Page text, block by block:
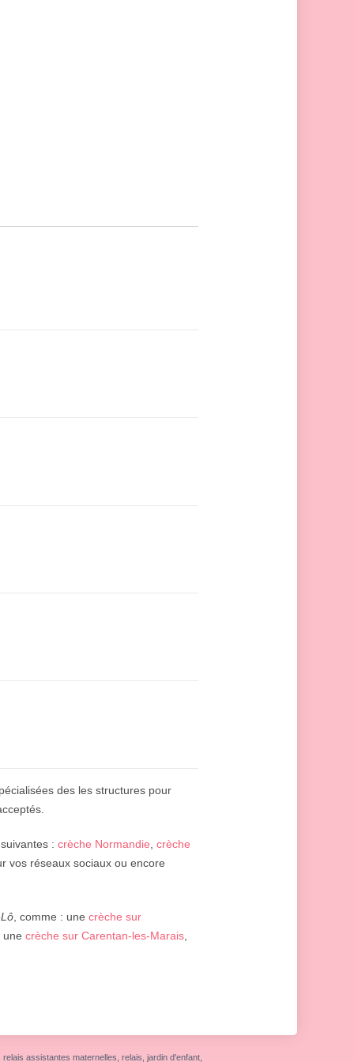
des les structures pour
: crèche Normandie crèche
vos réseaux sociaux ou encore
, comme : une crèche sur
, une crèche sur Carentan-les-Marais
assistantes maternelles, relais, jardin d'enfant,